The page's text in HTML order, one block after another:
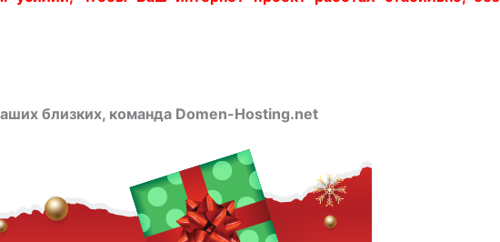
близких, команда Domen-Hosting.net